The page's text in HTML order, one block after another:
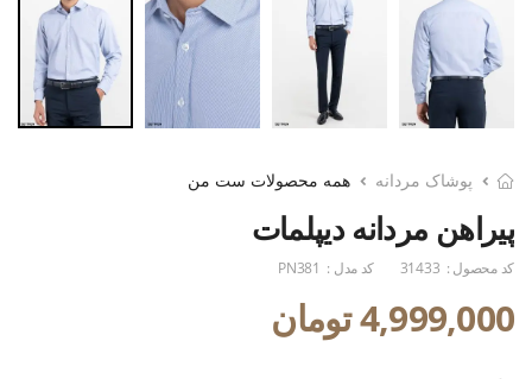
پوشاک مردانه همه محصولات ست من
پیراهن مردانه دیپلمات
کد محصول : 31433 کد مدل : PN381
4,999,000 تومان